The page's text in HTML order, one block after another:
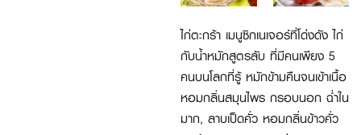
ไก่ตะกร้า เมนูซิกเนเจอร์ที่โด่งดัง ไก่
กับน้ำหมักสูตรลับ ที่มีคนเพียง 5
คนบนโลกที่รู้ หมักข้ามคืนจนเข้าเนื้อ
หอมกลิ่นสมุนไพร กรอบนอก ฉ่ำใน
มาก, ลาบเป็ดคั่ว หอมกลิ่นข้าวคั่ว